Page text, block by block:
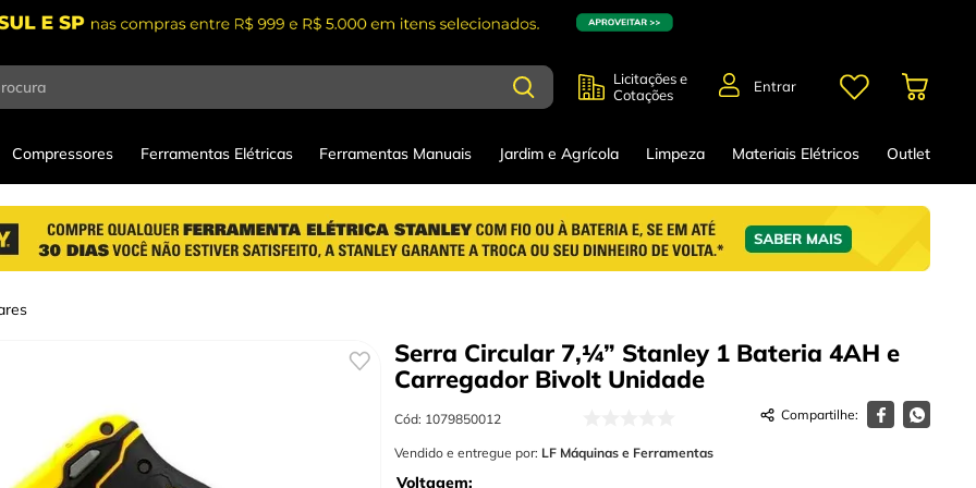
Licitações e
Cotações
Entrar
Compressores Ferramentas Elétricas Ferramentas Manuais Jardim e Agrícola Limpeza Materiais Elétricos Outlet
Serra Circular 7,¼” Stanley 1 Bateria 4AH e
Carregador Bivolt Unidade
Cód: 1079850012
Vendido e entregue por: LF Máquinas e Ferramentas
Voltagem